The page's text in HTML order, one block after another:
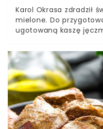
Karol Okrasa zdradził
mielone. Do
ugotowaną kaszę
również bardzo
rodzinny obiad.Karol
łamie klasyczne
niecodzienne
potrawy nabierają
smaczniejsze.
właśnie kotlety
proste w